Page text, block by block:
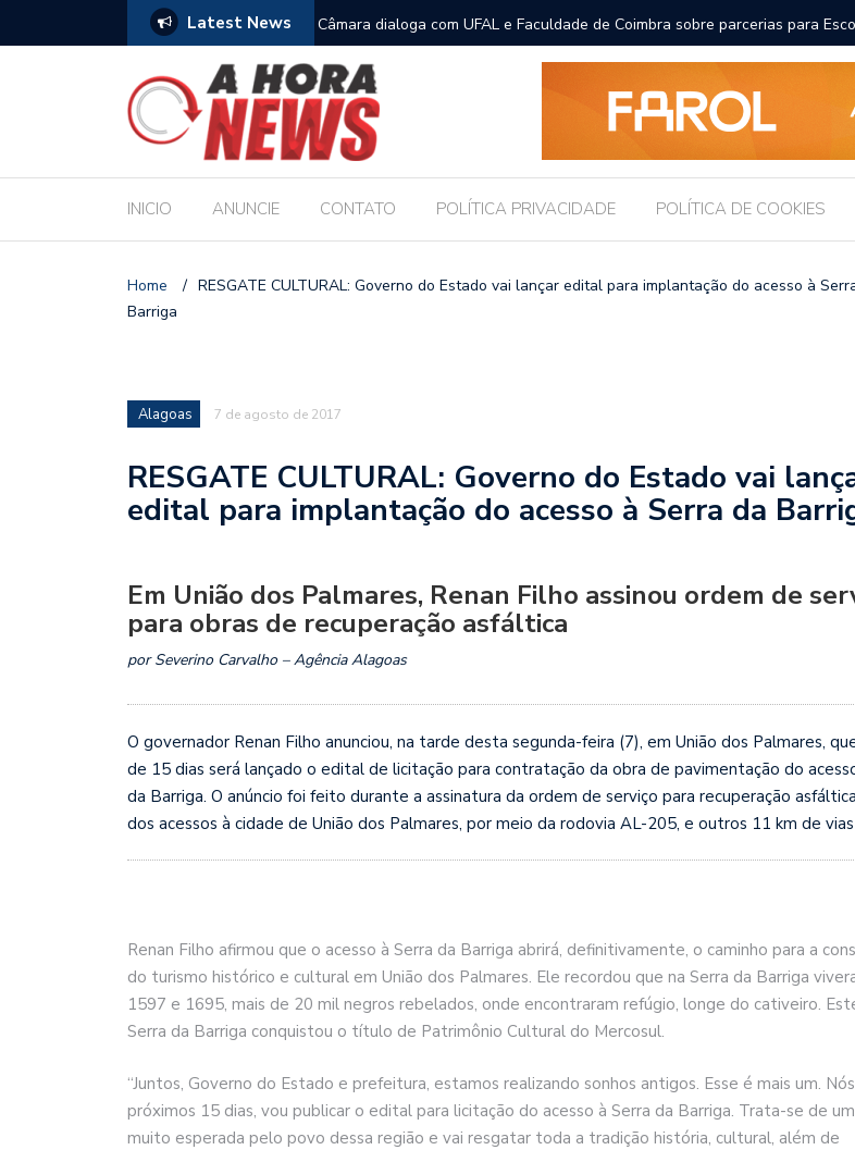
Latest News
no Dia dos Pais
Câmara dialoga com UFAL e Faculdade de Coimbra sobre parcerias para
Legislativo
INICIO ANUNCIE CONTATO POLÍTICA PRIVACIDADE POLÍTICA DE COOKIES
Home / RESGATE CULTURAL: Governo do Estado vai lançar edital para implantação do acesso à
Barriga
Alagoas 7 de agosto de 2017
RESGATE CULTURAL: Governo do Estado vai
edital para implantação do acesso à Serra da
Em União dos Palmares, Renan Filho assinou ordem de
para obras de recuperação asfáltica
por Severino Carvalho – Agência Alagoas
O governador Renan Filho anunciou, na tarde desta segunda-feira (7), em União dos Palmares,
de 15 dias será lançado o edital de licitação para contratação da obra de pavimentação do
da Barriga. O anúncio foi feito durante a assinatura da ordem de serviço para recuperação
dos acessos à cidade de União dos Palmares, por meio da rodovia AL-205, e outros 11 km de vias
Renan Filho afirmou que o acesso à Serra da Barriga abrirá, definitivamente, o caminho para a
do turismo histórico e cultural em União dos Palmares. Ele recordou que na Serra da Barriga
1597 e 1695, mais de 20 mil negros rebelados, onde encontraram refúgio, longe do cativeiro.
Serra da Barriga conquistou o título de Patrimônio Cultural do Mercosul.
“Juntos, Governo do Estado e prefeitura, estamos realizando sonhos antigos. Esse é mais um. Nós
próximos 15 dias, vou publicar o edital para licitação do acesso à Serra da Barriga. Trata-se de
muito esperada pelo povo dessa região e vai resgatar toda a tradição história, cultural, além de